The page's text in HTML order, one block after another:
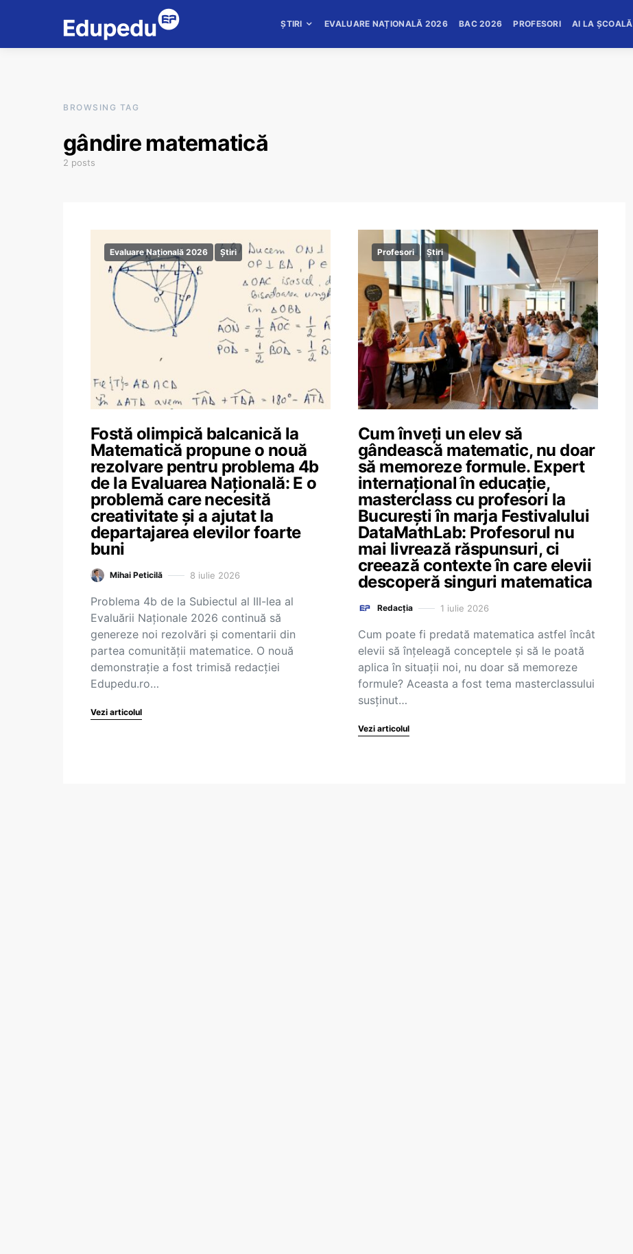
ȘTIRI EVALUARE NAȚIONALĂ 2026 BAC 2026 PROFESORI AI LA ȘCOALĂ
BROWSING TAG
gândire matematică
2 posts
Evaluare Națională 2026 Știri
Fostă olimpică balcanică la
Matematică propune o nouă
rezolvare pentru problema 4b
de la Evaluarea Națională: E o
problemă care necesită
creativitate și a ajutat la
departajarea elevilor foarte
buni
Mihai Peticilă 8 iulie 2026
Problema 4b de la Subiectul al III-lea al
Evaluării Naționale 2026 continuă să
genereze noi rezolvări și comentarii din
partea comunității matematice. O nouă
demonstrație a fost trimisă redacției
Edupedu.ro…
Vezi articolul
Profesori Știri
Cum înveți un elev să
gândească matematic, nu doar
să memoreze formule. Expert
internațional în educație,
masterclass cu profesori la
București în marja Festivalului
DataMathLab: Profesorul nu
mai livrează răspunsuri, ci
creează contexte în care elevii
descoperă singuri matematica
Redacția 1 iulie 2026
Cum poate fi predată matematica astfel încât
elevii să înțeleagă conceptele și să le poată
aplica în situații noi, nu doar să memoreze
formule? Aceasta a fost tema masterclassului
susținut…
Vezi articolul